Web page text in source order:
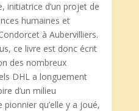
initiatrice d’un projet de
humaines et
à Aubervilliers.
ce livre est donc écrit
des nombreux
DHL a longuement
d’un milieu
qu’elle y a joué,